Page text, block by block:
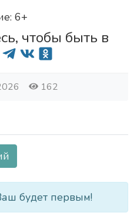
6+
чтобы быть в
162
будет первым!